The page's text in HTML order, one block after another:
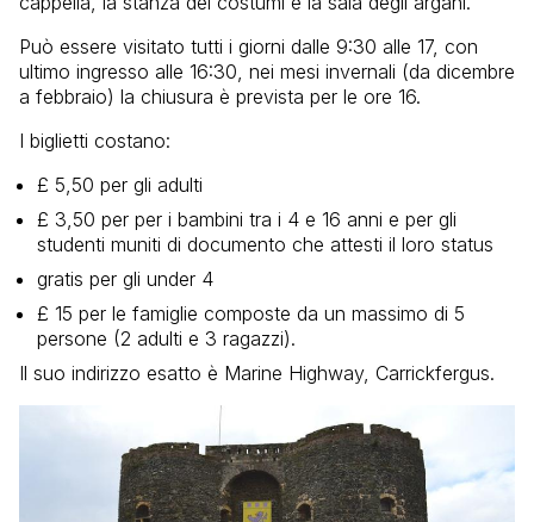
Può essere visitato tutti i giorni dalle 9:30 alle 17, con
ultimo ingresso alle 16:30, nei mesi invernali (da dicembre
a febbraio) la chiusura è prevista per le ore 16.
I biglietti costano:
£ 5,50 per gli adulti
£ 3,50 per per i bambini tra i 4 e 16 anni e per gli
studenti muniti di documento che attesti il loro status
gratis per gli under 4
£ 15 per le famiglie composte da un massimo di 5
persone (2 adulti e 3 ragazzi).
Il suo indirizzo esatto è Marine Highway, Carrickfergus.